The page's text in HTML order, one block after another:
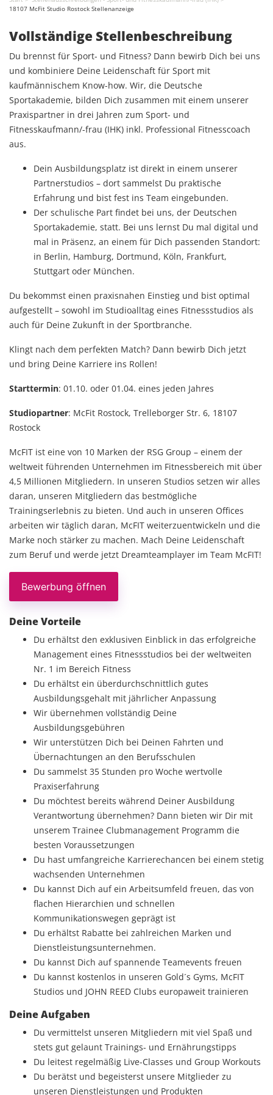
18107 McFit Studio Rostock Stellenanzeige
Vollständige Stellenbeschreibung
Du brennst für Sport- und Fitness? Dann bewirb Dich bei uns
und kombiniere Deine Leidenschaft für Sport mit
kaufmännischem Know-how. Wir, die Deutsche
Sportakademie, bilden Dich zusammen mit einem unserer
Praxispartner in drei Jahren zum Sport- und
Fitnesskaufmann/-frau (IHK) inkl. Professional Fitnesscoach
aus.
Dein Ausbildungsplatz ist direkt in einem unserer
Partnerstudios – dort sammelst Du praktische
Erfahrung und bist fest ins Team eingebunden.
Der schulische Part findet bei uns, der Deutschen
Sportakademie, statt. Bei uns lernst Du mal digital und
mal in Präsenz, an einem für Dich passenden Standort:
in Berlin, Hamburg, Dortmund, Köln, Frankfurt,
Stuttgart oder München.
Du bekommst einen praxisnahen Einstieg und bist optimal
aufgestellt – sowohl im Studioalltag eines Fitnessstudios als
auch für Deine Zukunft in der Sportbranche.
Klingt nach dem perfekten Match? Dann bewirb Dich jetzt
und bring Deine Karriere ins Rollen!
Starttermin: 01.10. oder 01.04. eines jeden Jahres
Studiopartner: McFit Rostock, Trelleborger Str. 6, 18107
Rostock
McFIT ist eine von 10 Marken der RSG Group – einem der
weltweit führenden Unternehmen im Fitnessbereich mit über
4,5 Millionen Mitgliedern. In unseren Studios setzen wir alles
daran, unseren Mitgliedern das bestmögliche
Trainingserlebnis zu bieten. Und auch in unseren Offices
arbeiten wir täglich daran, McFIT weiterzuentwickeln und die
Marke noch stärker zu machen. Mach Deine Leidenschaft
zum Beruf und werde jetzt Dreamteamplayer im Team McFIT!
Bewerbung öffnen
Deine Vorteile
Du erhältst den exklusiven Einblick in das erfolgreiche
Management eines Fitnessstudios bei der weltweiten
Nr. 1 im Bereich Fitness
Du erhältst ein überdurchschnittlich gutes
Ausbildungsgehalt mit jährlicher Anpassung
Wir übernehmen vollständig Deine
Ausbildungsgebühren
Wir unterstützen Dich bei Deinen Fahrten und
Übernachtungen an den Berufsschulen
Du sammelst 35 Stunden pro Woche wertvolle
Praxiserfahrung
Du möchtest bereits während Deiner Ausbildung
Verantwortung übernehmen? Dann bieten wir Dir mit
unserem Trainee Clubmanagement Programm die
besten Voraussetzungen
Du hast umfangreiche Karrierechancen bei einem stetig
wachsenden Unternehmen
Du kannst Dich auf ein Arbeitsumfeld freuen, das von
flachen Hierarchien und schnellen
Kommunikationswegen geprägt ist
Du erhältst Rabatte bei zahlreichen Marken und
Dienstleistungsunternehmen.
Du kannst Dich auf spannende Teamevents freuen
Du kannst kostenlos in unseren Gold´s Gyms, McFIT
Studios und JOHN REED Clubs europaweit trainieren
Deine Aufgaben
Du vermittelst unseren Mitgliedern mit viel Spaß und
stets gut gelaunt Trainings- und Ernährungstipps
Du leitest regelmäßig Live-Classes und Group Workouts
Du berätst und begeisterst unsere Mitglieder zu
unseren Dienstleistungen und Produkten